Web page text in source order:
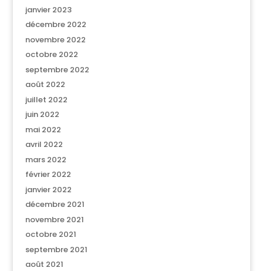
janvier 2023
décembre 2022
novembre 2022
octobre 2022
septembre 2022
août 2022
juillet 2022
juin 2022
mai 2022
avril 2022
mars 2022
février 2022
janvier 2022
décembre 2021
novembre 2021
octobre 2021
septembre 2021
août 2021